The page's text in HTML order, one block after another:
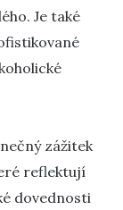
Je také
zážitek
reflektují
dovednosti